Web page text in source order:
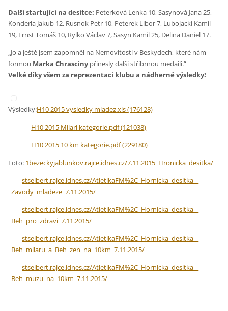
Další startující na desítce: Peterková Lenka 10, Sasynová Jana 25,
Konderla Jakub 12, Rusnok Petr 10, Peterek Libor 7, Lubojacki Kamil
19, Ernst Tomáš 10, Rylko Václav 7, Sasyn Kamil 25, Delina Daniel 17.
„Jo a ještě jsem zapomněl na Nemovitosti v Beskydech, které nám
formou Marka Chrascinypřinesly další stříbrnou medaili.“
Velké díky všem za reprezentaci klubu a nádherné výsledky!
Výsledky:H10 2015 vysledky mladez.xls (176128)
H10 2015 Milari kategorie.pdf (121038)
H10 2015 10 km kategorie.pdf (229180)
Foto: 1bezeckyjablunkov.rajce.idnes.cz/7.11.2015_Hronicka_desitka/
stseibert.rajce.idnes.cz/AtletikaFM%2C_Hornicka_desitka_-
_Zavody_mladeze_7.11.2015/
stseibert.rajce.idnes.cz/AtletikaFM%2C_Hornicka_desitka_-
_Beh_pro_zdravi_7.11.2015/
stseibert.rajce.idnes.cz/AtletikaFM%2C_Hornicka_desitka_-
_Beh_milaru_a_Beh_zen_na_10km_7.11.2015/
stseibert.rajce.idnes.cz/AtletikaFM%2C_Hornicka_desitka_-
_Beh_muzu_na_10km_7.11.2015/